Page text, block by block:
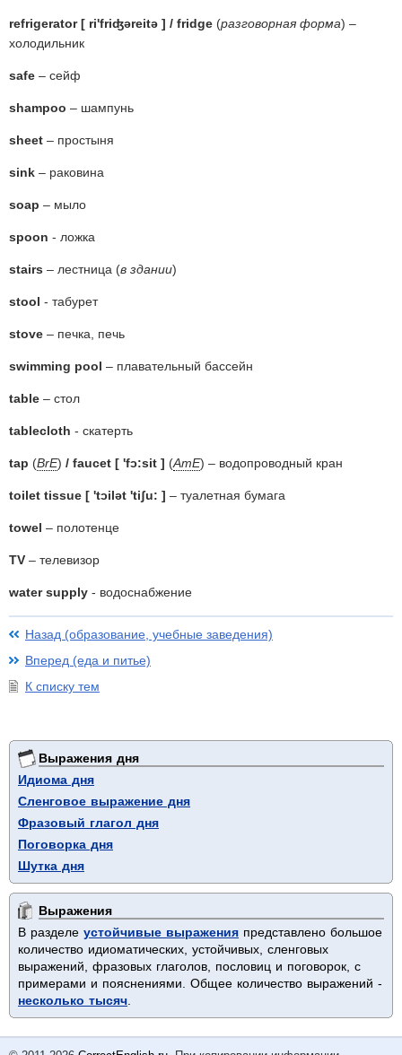
refrigerator [ ri'friʤəreitə ] / fridge (разговорная форма) –
холодильник
safe – сейф
shampoo – шампунь
sheet – простыня
sink – раковина
soap – мыло
spoon - ложка
stairs – лестница (в здании)
stool - табурет
stove – печка, печь
swimming pool – плавательный бассейн
table – стол
tablecloth - скатерть
tap (BrE) / faucet [ 'fɔ:sit ] (AmE) – водопроводный кран
toilet tissue [ 'tɔilət 'tiʃu: ] – туалетная бумага
towel – полотенце
TV – телевизор
water supply - водоснабжение
Назад (образование, учебные заведения)
Вперед (еда и питье)
К списку тем
Выражения дня
Идиома дня
Сленговое выражение дня
Фразовый глагол дня
Поговорка дня
Шутка дня
Выражения
В разделе устойчивые выражения представлено большое
количество идиоматических, устойчивых, сленговых
выражений, фразовых глаголов, пословиц и поговорок, с
примерами и пояснениями. Общее количество выражений -
несколько тысяч.